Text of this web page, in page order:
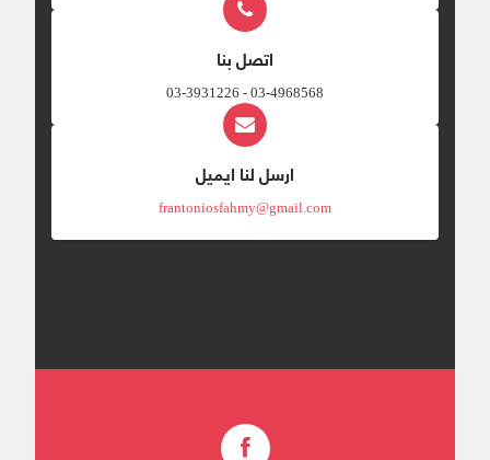
اتصل بنا
03-4968568 - 03-3931226
ارسل لنا ايميل
frantoniosfahmy@gmail.com